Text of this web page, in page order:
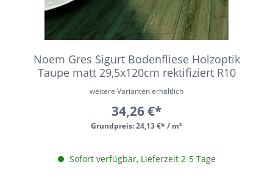
Noem Gres Sigurt Bodenfliese Holzoptik
Taupe matt 29,5x120cm rektifiziert R10
Grundpreis:24,13 €* / m²
weitere Varianten erhältlich
34,26 €*
Sofort verfügbar, Lieferzeit 2-5 Tage